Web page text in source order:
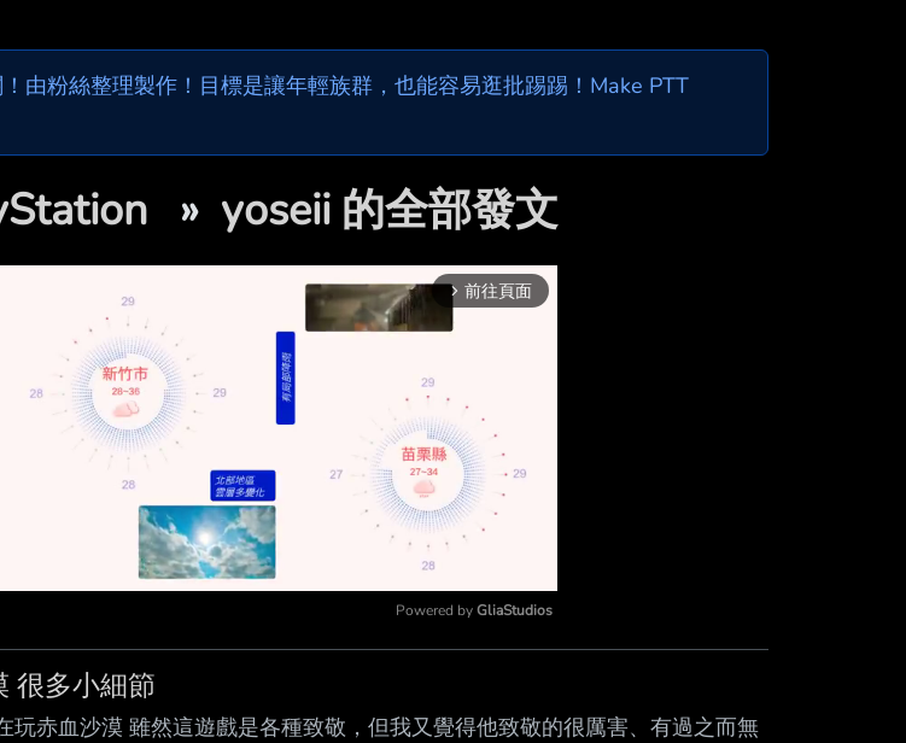
由粉絲整理製作！目標是讓年輕族群，也能容易逛批踢踢！Make PTT
» yoseii 的全部發文
arrow_forward_ios 前往頁面
Powered by GliaStudios
很多小細節
玩赤血沙漠 雖然這遊戲是各種致敬，但我又覺得他致敬的很厲害、有過之而無